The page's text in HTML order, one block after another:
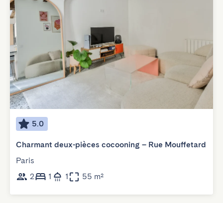
5.0
Charmant deux-pièces cocooning – Rue Mouffetard
Paris
2
1 1 55 m²